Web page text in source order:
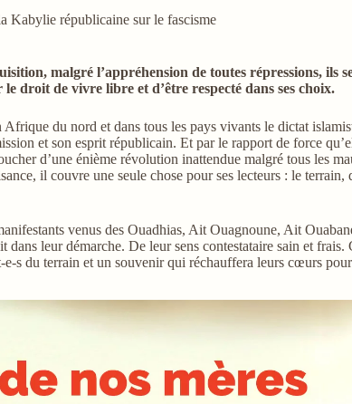
Kabylie républicaine sur le fascisme
malgré l’appréhension de toutes répressions, ils
droit de vivre libre et d’être respecté dans ses choix.
du nord et dans tous les pays vivants le dictat
et son esprit républicain. Et par le rapport de force
d’une énième révolution inattendue malgré tous les
il couvre une seule chose pour ses lecteurs : le
venus des Ouadhias, Ait Ouagnoune, Ait
leur démarche. De leur sens contestataire sain et
s du terrain et un souvenir qui réchauffera leurs cœurs